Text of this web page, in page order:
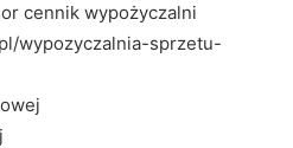
cennik wypożyczalni
wypozyczalnia-sprzetu-